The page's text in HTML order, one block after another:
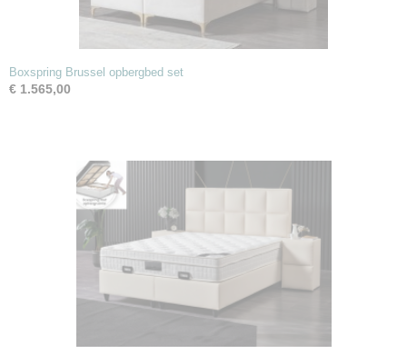
Boxspring Brussel opbergbed set
€ 1.565,00